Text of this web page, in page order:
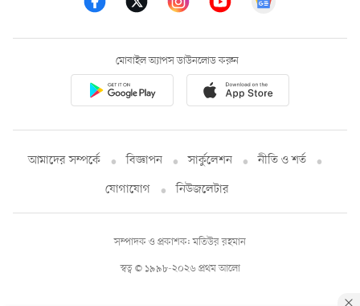
মোবাইল অ্যাপস ডাউনলোড করুন
আমাদের সম্পর্কে বিজ্ঞাপন সার্কুলেশন
নীতি ও শর্ত
যোগাযোগ
নিউজলেটার
স্বত্ব © ১৯৯৮-২০২৬ প্রথম আলো
সম্পাদক ও প্রকাশক: মতিউর রহমান